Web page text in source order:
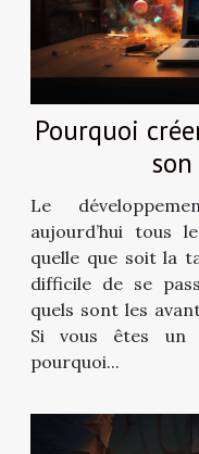
Pourquoi
Le
aujourd’hui tous
quelle que soit la
difficile de se
quels sont les
Si vous êtes un
pourquoi...